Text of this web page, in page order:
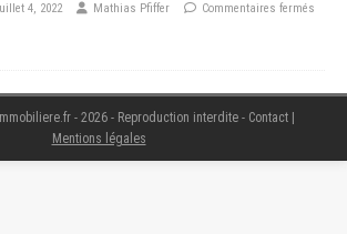
4, 2022 Mathias Pfiffer Commentaires fermés
- 2026 - Reproduction interdite - Contact
Mentions légales